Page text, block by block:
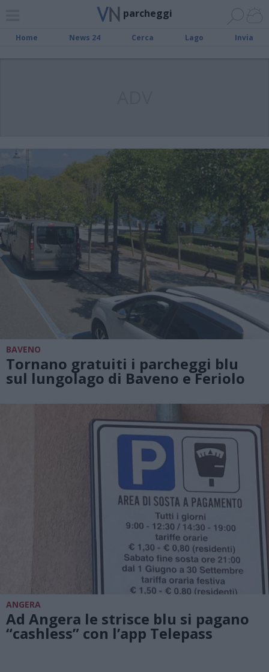
parcheggi
Home News 24 Cerca Lago Invia
BAVENO
Tornano gratuiti i parcheggi blu
sul lungolago di Baveno e Feriolo
ANGERA
Ad Angera le strisce blu si pagano
“cashless” con l’app Telepass